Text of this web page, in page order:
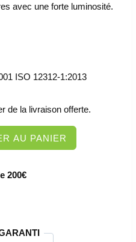
avec une forte luminosité.
ISO 12312-1:2013
de la livraison offerte.
AU PANIER
200€